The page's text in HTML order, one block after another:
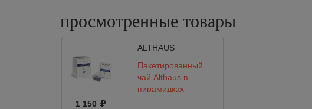
просмотренные товары
ALTHAUS
Пакетированный
чай Althaus в
пирамидках
1 150